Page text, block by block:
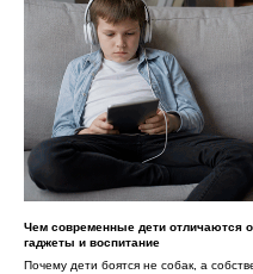
Чем современные дети отличаются
гаджеты и воспитание
Почему дети боятся не собак, а